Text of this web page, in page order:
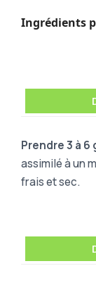
Ingrédients
Prendre 3 à
assimilé à un
frais et sec.